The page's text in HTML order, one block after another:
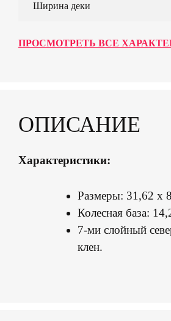
Ширина деки
ПРОСМОТРЕТЬ ВСЕ
ОПИСАНИЕ
Характеристики:
Размеры: 31,62 х
Колесная база:
7-ми слойный
клен.